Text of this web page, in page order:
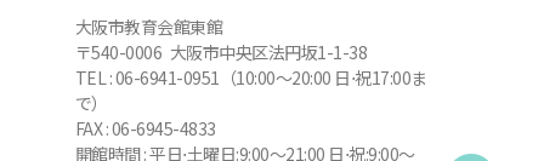
大阪市教育会館東館
〒540-0006 大阪市中央区法円坂1-1-38
TEL : 06-6941-0951（10:00～20:00 日⋅祝17:00ま
で）
FAX : 06-6945-4833
開館時間 : 平日⋅土曜日:9:00～21:00 日⋅祝:9:00～